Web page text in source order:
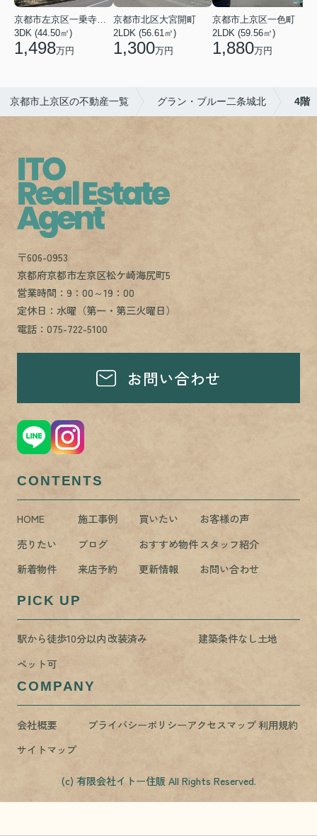
3DK (44.50㎡)
1,498万円
京都市北区大宮開町
2LDK (56.61㎡)
1,300万円
京都市上京区一色町
2LDK (59.56㎡)
1,880万円
京都市上京区の不動産一覧 グラン・ブルー二条城北 4階
〒606-0953
京都府京都市左京区松ケ崎海尻町5
営業時間：9：00～19：00
定休日：水曜（第一・第三火曜日）
電話：075-722-5100
お問い合わせ
CONTENTS
HOME 施工事例 買いたい
お客様の声
売りたい
ブログ おすすめ物件スタッフ紹介
新着物件
来店予約 更新情報 お問い合わせ
PICK UP
駅から徒歩10分以内改装済み
建築条件なし土地
ペット可
COMPANY
会社概要 プライバシーポリシーアクセスマップ利用規約
サイトマップ
(c) 有限会社イトー住販 All Rights Reserved.